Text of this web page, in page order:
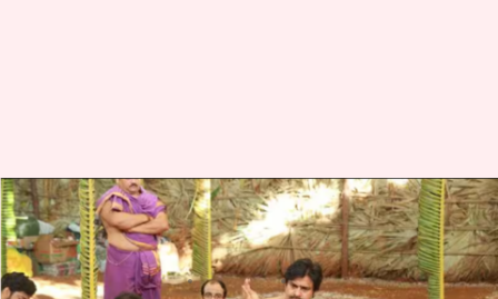
వారాహి యాత్రకి ముందు జనసేనాని
ధర్మ పరిరక్షణ యాగం
వ్రాసిన వారు TEJAVYAS BESTHA Jun 12, 2023 07:01 pm